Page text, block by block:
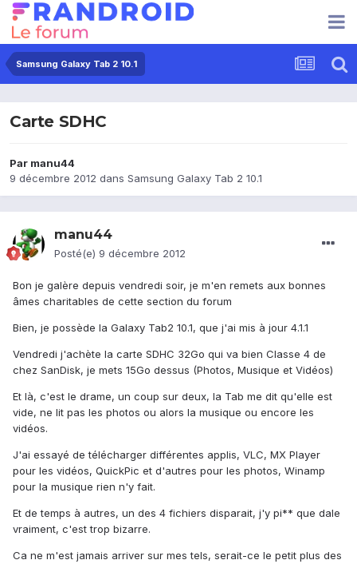
Samsung Galaxy Tab 2 10.1
Carte SDHC
Par manu44
9 décembre 2012 dans Samsung Galaxy Tab 2 10.1
manu44
Posté(e) 9 décembre 2012
Bon je galère depuis vendredi soir, je m'en remets aux bonnes
âmes charitables de cette section du forum
Bien, je possède la Galaxy Tab2 10.1, que j'ai mis à jour 4.1.1
Vendredi j'achète la carte SDHC 32Go qui va bien Classe 4 de
chez SanDisk, je mets 15Go dessus (Photos, Musique et Vidéos)
Et là, c'est le drame, un coup sur deux, la Tab me dit qu'elle est
vide, ne lit pas les photos ou alors la musique ou encore les
vidéos.
J'ai essayé de télécharger différentes applis, VLC, MX Player
pour les vidéos, QuickPic et d'autres pour les photos, Winamp
pour la musique rien n'y fait.
Et de temps à autres, un des 4 fichiers disparait, j'y pi** que dale
vraiment, c'est trop bizarre.
Ca ne m'est jamais arriver sur mes tels, serait-ce le petit plus des